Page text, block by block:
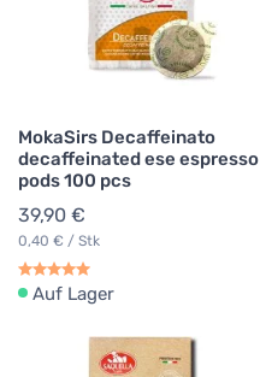
MokaSirs Decaffeinato
decaffeinated ese espresso
pods 100 pcs
39,90 €
0,40 € / Stk
Auf Lager